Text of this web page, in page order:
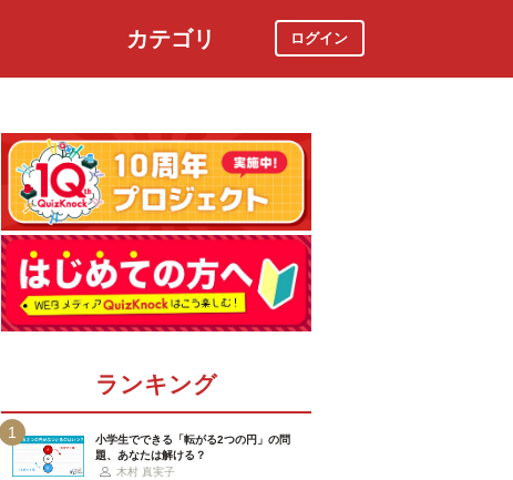
カテゴリ ログイン
ランキング
1
小学生でできる「転がる2つの円」の問
題、あなたは解ける？
木村 真実子